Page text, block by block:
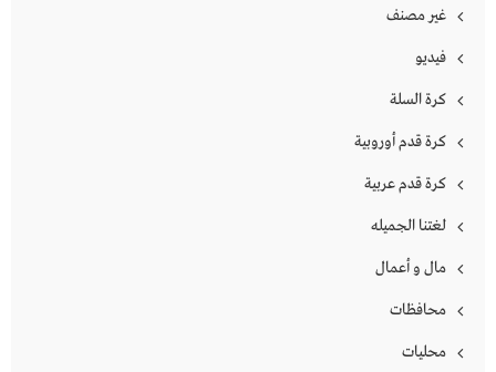
غير مصنف
فيديو
كرة السلة
كرة قدم أوروبية
كرة قدم عربية
لغتنا الجميله
مال و أعمال
محافظات
محليات